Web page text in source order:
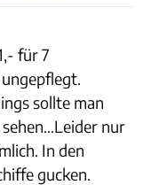
für 7
sollte man
nur
In den
gucken.